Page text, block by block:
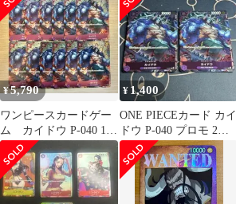
¥5,790
ワンピースカードゲー
ム カイドウ P-040 12
枚セット
¥ 1,400
ONE PIECEカード カイ
ドウ P-040 プロモ 2枚
セット